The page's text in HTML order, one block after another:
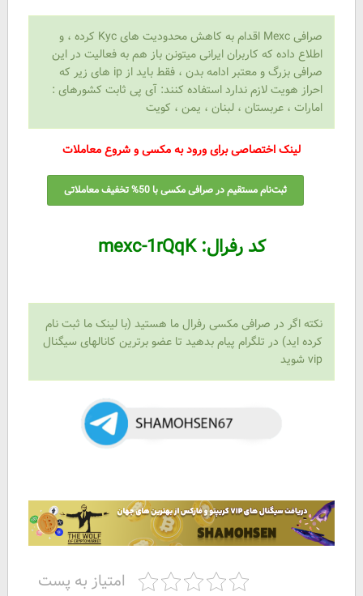
صرافی Mexc اقدام به کاهش محدودیت های Kyc کرده ، و
اطلاع داده که کاربران ایرانی میتونن باز هم به فعالیت در این
صرافی بزرگ و معتبر ادامه بدن ، فقط باید از ip های زیر که
احراز هویت لازم ندارد استفاده کنند: آی پی ثابت کشورهای :
امارات ، عربستان ، لبنان ، یمن ، کویت
لینک اختصاصی برای ورود به مکسی و شروع معاملات
ثبت‌نام مستقیم در صرافی مکسی با 50% تخفیف معاملاتی
کد رفرال:mexc-1rQqK
نکته اگر در صرافی مکسی رفرال ما هستید (با لینک ما ثبت نام
کرده اید) در تلگرام پیام بدهید تا عضو برترین کانالهای سیگنال
vip شوید
امتیاز به پست